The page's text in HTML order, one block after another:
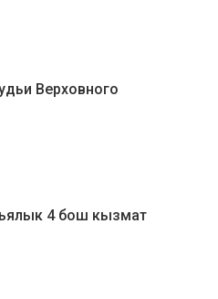
Верховного
4 бош кызмат